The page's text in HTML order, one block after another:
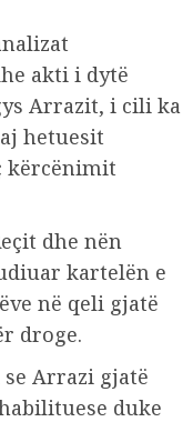
akti i dytë
Arrazit, i cili ka
hetuesit
kërcënimit
dhe nën
kartelën e
në qeli gjatë
droge.
Arrazi gjatë
duke